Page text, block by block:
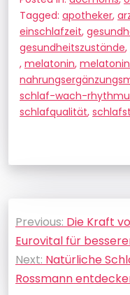
Tagged: apotheker,
einschlafzeit,
gesundheitszustände,
, melatonin,
schlaf-wach-
schlafqualität,
Previous: Die Kraft
Eurovital für
Next: Natürliche
Rossmann